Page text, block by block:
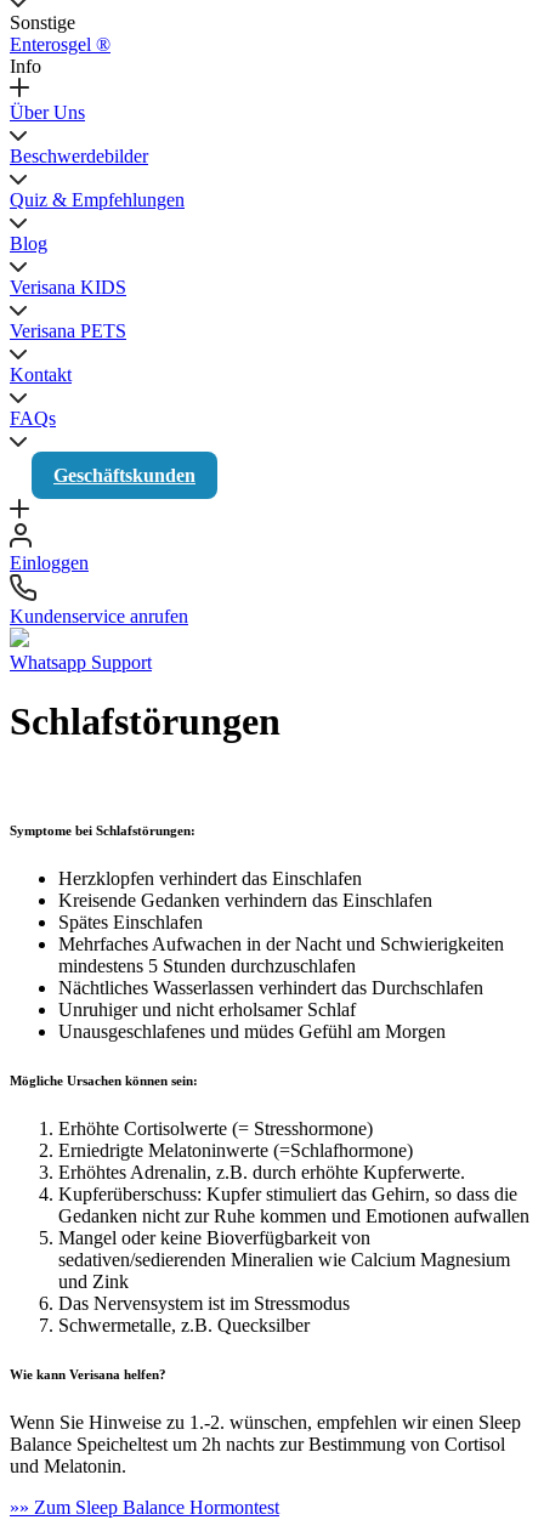
Sonstige
Enterosgel ®
Info
Über Uns
Beschwerdebilder
Quiz & Empfehlungen
Blog
Verisana KIDS
Verisana PETS
Kontakt
FAQs
Geschäftskunden
Einloggen
Kundenservice anrufen
Whatsapp Support
Schlafstörungen
Symptome bei Schlafstörungen:
Herzklopfen verhindert das Einschlafen
Kreisende Gedanken verhindern das Einschlafen
Spätes Einschlafen
Mehrfaches Aufwachen in der Nacht und Schwierigkeiten
mindestens 5 Stunden durchzuschlafen
Nächtliches Wasserlassen verhindert das Durchschlafen
Unruhiger und nicht erholsamer Schlaf
Unausgeschlafenes und müdes Gefühl am Morgen
Mögliche Ursachen können sein:
Erhöhte Cortisolwerte (= Stresshormone)
Erniedrigte Melatoninwerte (=Schlafhormone)
Erhöhtes Adrenalin, z.B. durch erhöhte Kupferwerte.
Kupferüberschuss: Kupfer stimuliert das Gehirn, so dass die
Gedanken nicht zur Ruhe kommen und Emotionen aufwallen
Mangel oder keine Bioverfügbarkeit von
sedativen/sedierenden Mineralien wie Calcium Magnesium
und Zink
Das Nervensystem ist im Stressmodus
Schwermetalle, z.B. Quecksilber
Wie kann Verisana helfen?
Wenn Sie Hinweise zu 1.-2. wünschen, empfehlen wir einen Sleep
Balance Speicheltest um 2h nachts zur Bestimmung von Cortisol
und Melatonin.
»» Zum Sleep Balance Hormontest